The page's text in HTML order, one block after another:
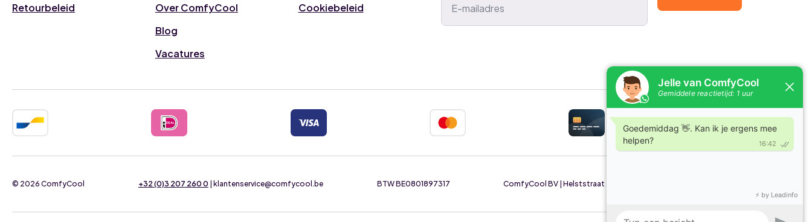
Retourbeleid
Over ComfyCool
Blog
Vacatures
Cookiebeleid
© 2026 ComfyCool +32 (0)3 207 260 0 | klantenservice@comfycool.be BTW BE0801897317 ComfyCool BV | Helststraat 49/4, 2630 Aartselaar | België